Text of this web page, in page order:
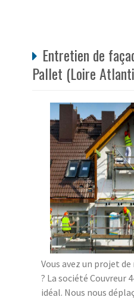
Entretien de
Pallet (Loire
Vous avez un projet
? La société Couvreur
idéal. Nous nous